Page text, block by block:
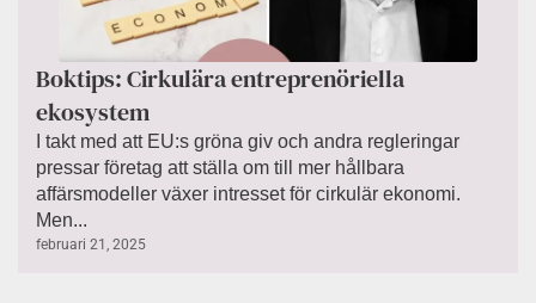
Boktips: Cirkulära entreprenöriella
ekosystem
I takt med att EU:s gröna giv och andra regleringar
pressar företag att ställa om till mer hållbara
affärsmodeller växer intresset för cirkulär ekonomi.
Men...
februari 21, 2025